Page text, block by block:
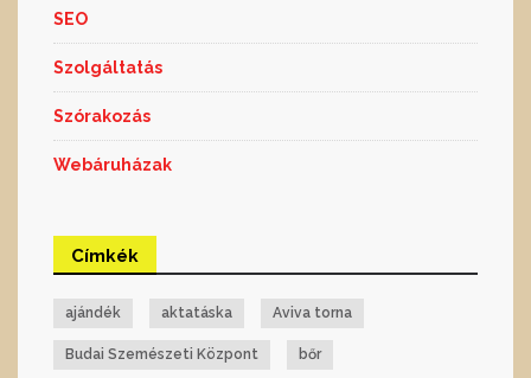
SEO
Szolgáltatás
Szórakozás
Webáruházak
Címkék
ajándék aktatáska Aviva torna
Budai Szemészeti Központ bőr